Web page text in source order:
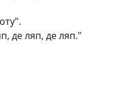
де ляп, де ляп."